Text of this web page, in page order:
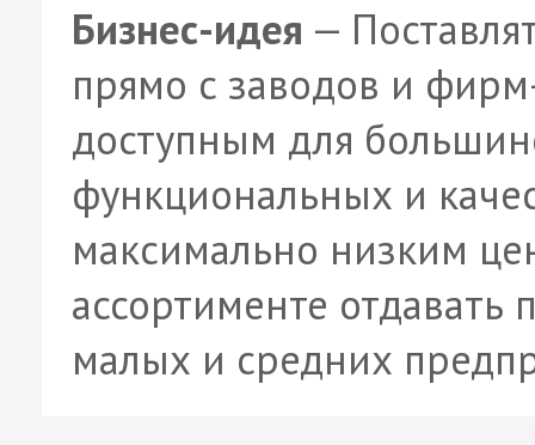
Бизнес-идея —
прямо с заводов и
доступным для
функциональных и
максимально низким
ассортименте
малых и средних